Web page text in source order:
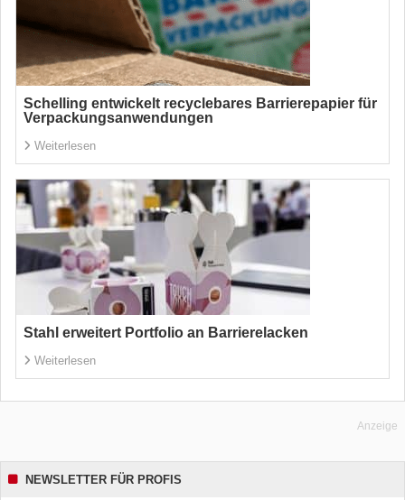
Schelling entwickelt recyclebares Barrierepapier für
Verpackungsanwendungen
Weiterlesen
Stahl erweitert Portfolio an Barrierelacken
Weiterlesen
Anzeige
NEWSLETTER FÜR PROFIS